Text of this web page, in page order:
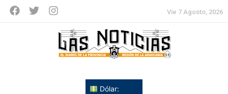
Vie 7 Agosto, 2026
Dólar: